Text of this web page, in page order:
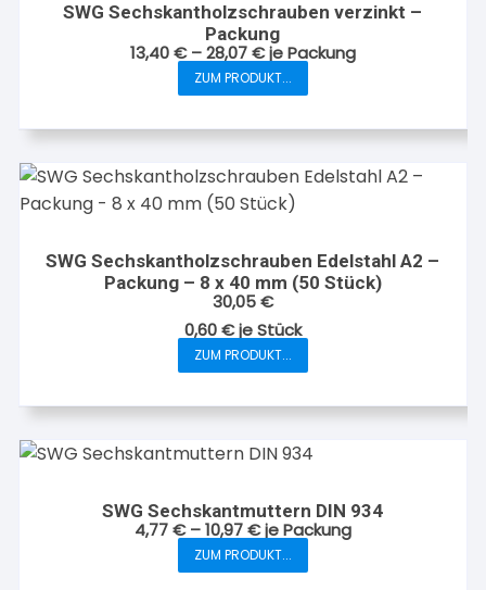
SWG Sechskantholzschrauben verzinkt –
Packung
13,40€–28,07€je Packung
ZUM PRODUKT...
Dieses
weist
mehrere
Varianten
Optionen
können
auf
der
Produktseite
gewählt
SWG Sechskantholzschrauben Edelstahl A2 –
Packung – 8 x 40 mm (50 Stück)
30,05€
0,60€jeStück
ZUM PRODUKT...
SWG Sechskantmuttern DIN 934
4,77€–10,97€je Packung
ZUM PRODUKT...
Dieses